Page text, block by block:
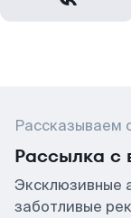
Рассказываем
Рассылка с
Эксклюзивные
заботливые